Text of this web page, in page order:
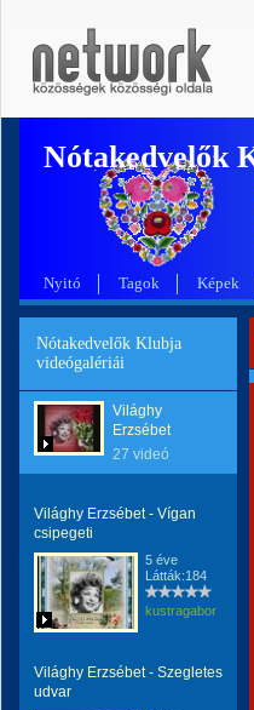
Nótakedvelők
Nyitó Tagok Képek
Nótakedvelők Klubja
videógalériái
Világhy
Erzsébet
27 videó
Világhy Erzsébet - Vígan
csipegeti
5 éve
Látták:184
kustragabor
Világhy Erzsébet - Szegletes
udvar